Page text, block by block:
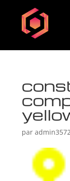
par